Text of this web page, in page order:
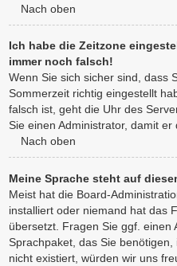
Nach oben
Ich habe die Zeitzone
immer noch falsch!
Wenn Sie sich sicher sind, dass
Sommerzeit richtig eingestellt
falsch ist, geht die Uhr des
Sie einen Administrator, damit
Nach oben
Meine Sprache steht auf
Meist hat die Board-
installiert oder niemand hat das
übersetzt. Fragen Sie ggf. einen
Sprachpaket, das Sie
nicht existiert, würden wir uns